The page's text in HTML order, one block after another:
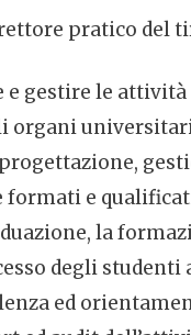
pratico del
e gestire le
organi
progettazione,
formati e
la
degli
ed